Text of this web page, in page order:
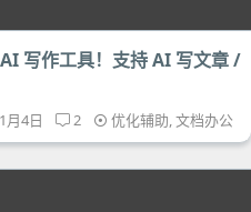
写作工具！支持 AI 写文章 /
月4日 2 优化辅助,文档办公